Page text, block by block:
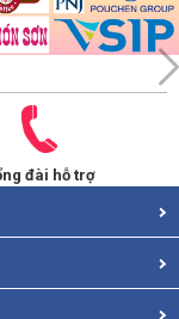
đài hỗ trợ